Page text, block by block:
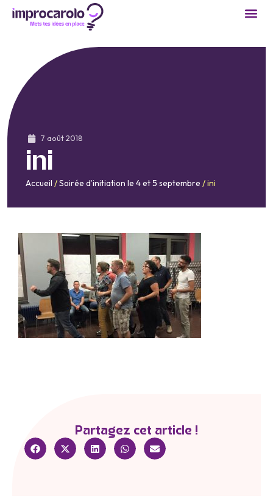
7 août 2018
ini
Accueil /Soirée d’initiation le 4 et 5 septembre /ini
Partagez cet article !